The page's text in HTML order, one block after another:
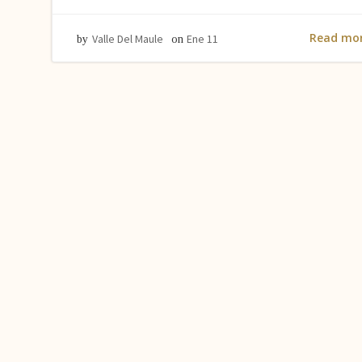
by Valle Del Maule on Ene 11 Read